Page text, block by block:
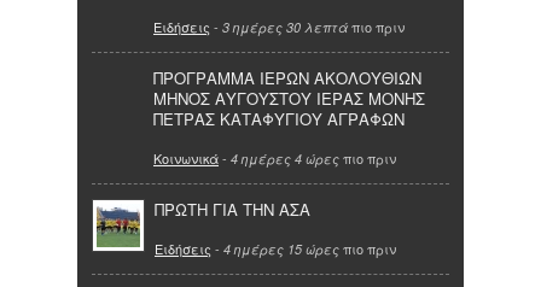
Ειδήσεις - 3 ημέρες 30 λεπτά πιο πριν
ΠΡΟΓΡΑΜΜΑ ΙΕΡΩΝ ΑΚΟΛΟΥΘΙΩΝ
ΜΗΝΟΣ ΑΥΓΟΥΣΤΟΥ ΙΕΡΑΣ ΜΟΝΗΣ
ΠΕΤΡΑΣ ΚΑΤΑΦΥΓΙΟΥ ΑΓΡΑΦΩΝ
Κοινωνικά- 4 ημέρες 4 ώρες πιο πριν
ΠΡΩΤΗ ΓΙΑ ΤΗΝ ΑΣΑ
Ειδήσεις - 4 ημέρες 15 ώρες πιο πριν